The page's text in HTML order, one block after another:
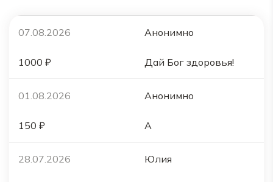
07.08.2026 Анонимно
1000 ₽ Дай Бог здоровья!
01.08.2026 Анонимно
150 ₽ А
28.07.2026 Юлия